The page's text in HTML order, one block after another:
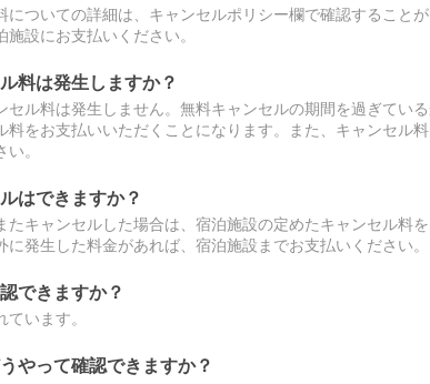
ついての詳細は、キャンセルポリシー欄で確認すること
設にお支払いください。
料は発生しますか？
ル料は発生しません。無料キャンセルの期間を過ぎてい
をお支払いいただくことになります。また、キャンセル
。
はできますか？
キャンセルした場合は、宿泊施設の定めたキャンセル料
発生した料金があれば、宿泊施設までお支払いください。
できますか？
います。
やって確認できますか？